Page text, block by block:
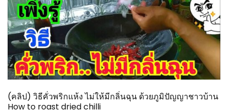
(คลิป) วิธีคั่วพริกแห้ง ไม่ให้มีกลิ่นฉุน ด้วยภูมิปัญญาชาวบ้าน
How to roast dried chilli